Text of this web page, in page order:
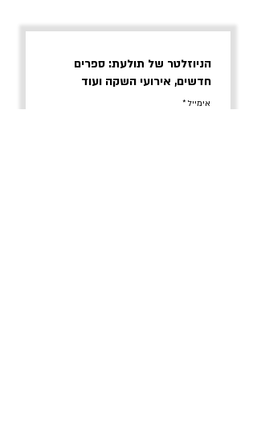
הניוזלטר של תולעת: ספרים
חדשים, אירועי השקה ועוד
אימייל